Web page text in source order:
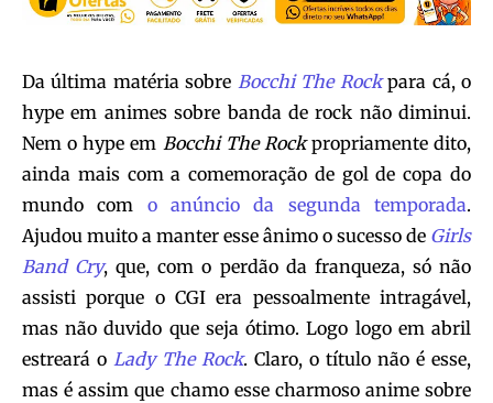
Da última matéria sobre Bocchi The Rockpara cá, o
hype em animes sobre banda de rock não diminui.
Nem o hype em Bocchi The Rockpropriamente dito,
ainda mais com a comemoração de gol de copa do
mundo com o anúncio da segunda temporada.
Ajudou muito a manter esse ânimo o sucesso de Girls
Band Cry, que, com o perdão da franqueza, só não
assisti porque o CGI era pessoalmente intragável,
mas não duvido que seja ótimo. Logo logo em abril
estreará o Lady The Rock. Claro, o título não é esse,
mas é assim que chamo esse charmoso anime sobre